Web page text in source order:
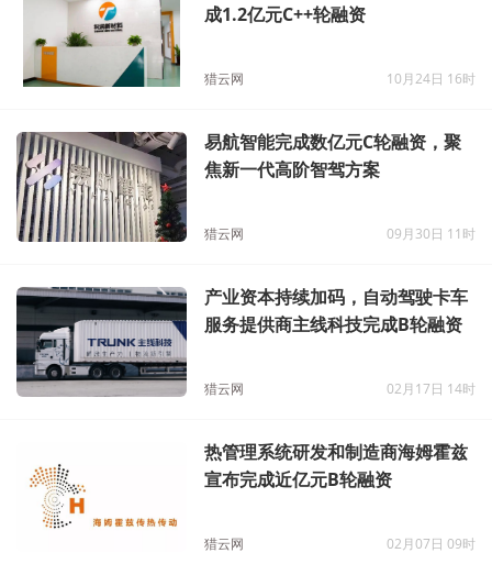
成1.2亿元C++轮融资
猎云网 10月24日 16时
易航智能完成数亿元C轮融资，聚
焦新一代高阶智驾方案
猎云网 09月30日 11时
产业资本持续加码，自动驾驶卡车
服务提供商主线科技完成B轮融资
猎云网 02月17日 14时
热管理系统研发和制造商海姆霍兹
宣布完成近亿元B轮融资
猎云网 02月07日 09时